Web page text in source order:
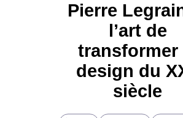
Pierre
l’art de
transformer
design du
siècle